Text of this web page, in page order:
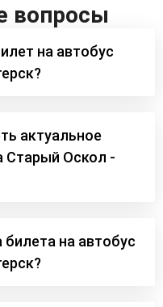
вопросы
на автобус
актуальное
Старый Оскол -
билета на автобус